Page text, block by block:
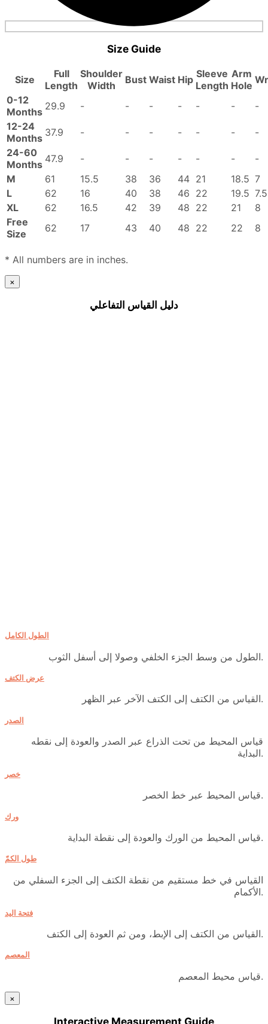
Size Guide
Size
Full
Length
Shoulder
Width
Bust Waist Hip Sleeve
Length
Arm
Hole
0-12
Months 29.9 - - - - - -
-
12-24
Months 37.9 - - - - - -
-
24-60
Months 47.9 - - - - - -
-
M
61 15.5 38 36 44 21 18.5 7
L
62 16 40 38 46 22 19.5 7.5
XL
62 16.5 42 39 48 22 21
8
Free
Size
62 17 43 40 48 22 22 8
* All numbers are in inches.
×
دليل القياس التفاعلي
الطول الكامل
الطول من وسط الجزء الخلفي وصولا إلى أسفل الثوب.
عرض الكتف
القياس من الكتف إلى الكتف الآخر عبر الظهر.
الصدر
قياس المحيط من تحت الذراع عبر الصدر والعودة إلى نقطه
البداية.
خصر
قياس المحيط عبر خط الخصر.
ورك
قياس المحيط من الورك والعودة إلى نقطة البداية.
طول الكمّ
القياس في خط مستقيم من نقطة الكتف إلى الجزء السفلي من
الأكمام.
فتحة اليد
القياس من الكتف إلى الإبط، ومن ثم العودة إلى الكتف.
المعصم
قياس محيط المعصم.
×
Interactive Measurement Guide